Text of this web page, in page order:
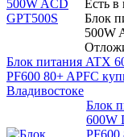
Есть в
Блок
500W
Блок питания ATX
PF600 80+ APFC
Владивостоке
Блок
600W
PF600